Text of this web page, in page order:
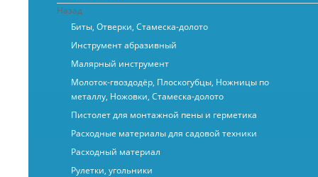
Назад
Биты, Отверки, Стамеска-долото
Инструмент абразивный
Малярный инструмент
Молоток-гвоздодёр, Плоскогубцы, Ножницы по
металлу, Ножовки, Стамеска-долото
Пистолет для монтажной пены и герметика
Расходные материалы для садовой техники
Расходный материал
Рулетки, угольники